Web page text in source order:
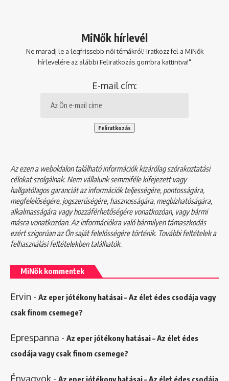
MiNők hírlevél
Ne maradj le a legfrissebb női témákról! Iratkozz fel a MiNők
hírlevelére az alábbi Feliratkozás gombra kattintva!"
E-mail cím:
Az ezen a weboldalon található információk kizárólag szórakoztatási
célokat szolgálnak. Nem vállalunk semmiféle kifejezett vagy
hallgatólagos garanciát az információk teljességére, pontosságára,
megfelelőségére, jogszerűségére, hasznosságára, megbízhatóságára,
alkalmasságára vagy hozzáférhetőségére vonatkozóan, vagy bármi
másra vonatkozóan. Az információkra való bármilyen támaszkodás
ezért szigorúan az Ön saját felelősségére történik. További feltételek a
felhasználási feltételekbentalálhatók.
MiNők kommentek
Ervin - Az eper jótékony hatásai – Az élet édes csodája vagy
csak finom csemege?
Eprespanna - Az eper jótékony hatásai – Az élet édes
csodája vagy csak finom csemege?
Énvagyok - Az eper jótékony hatásai – Az élet édes csodája